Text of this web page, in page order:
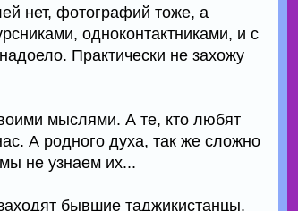
нет, фотографий тоже, а
одноконтактниками, и с
Практически не захожу
мыслями. А те, кто любят
А родного духа, так же сложно
не узнаем их...
бывшие таджикистанцы.